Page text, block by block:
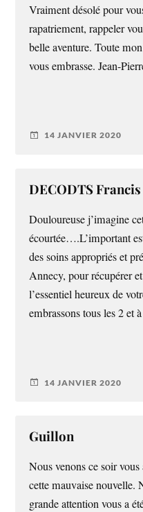
Vraiment désolé pour
rapatriement, rappeler
belle aventure. Toute
vous embrasse. Jean-
14 JANVIER 2020
DECODTS Francis
Douloureuse j’imagine
écourtée….L’important
des soins appropriés et
Annecy, pour récupérer
l’essentiel heureux de
embrassons tous les 2 et
14 JANVIER 2020
Guillon
Nous venons ce soir
cette mauvaise nouvelle.
grande attention vous a